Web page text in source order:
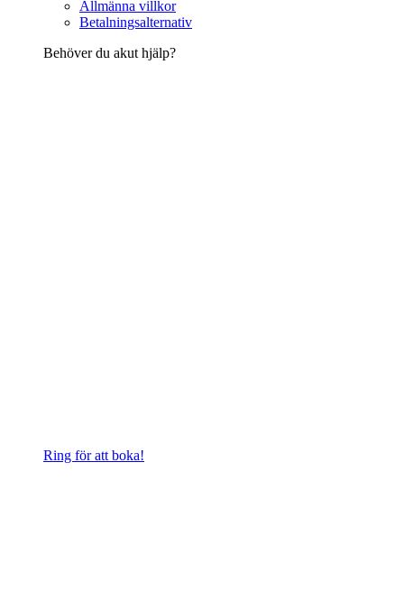
Allmänna villkor
Betalningsalternativ
Behöver du akut hjälp?
Ring för att boka!